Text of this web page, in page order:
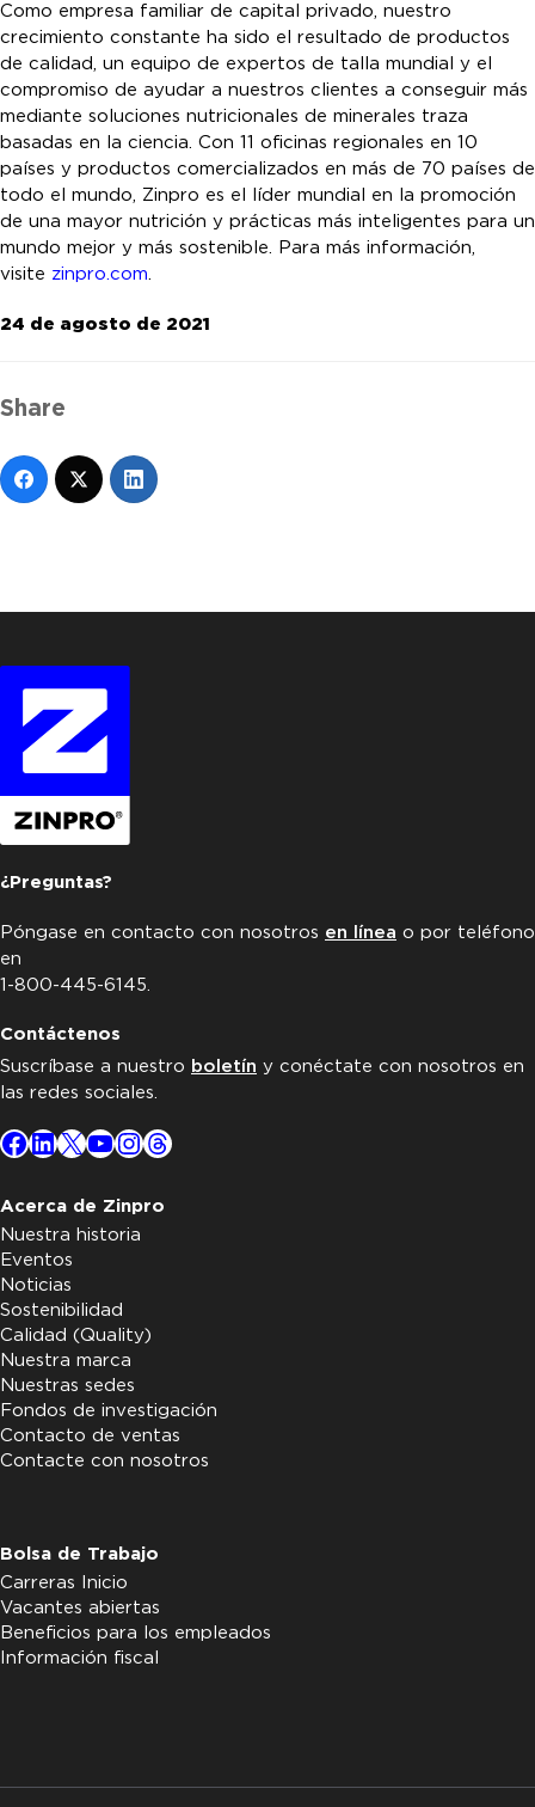
Como empresa familiar de capital privado, nuestro
crecimiento constante ha sido el resultado de productos
de calidad, un equipo de expertos de talla mundial y el
compromiso de ayudar a nuestros clientes a conseguir más
mediante soluciones nutricionales de minerales traza
basadas en la ciencia. Con 11 oficinas regionales en 10
países y productos comercializados en más de 70 países de
todo el mundo, Zinpro es el líder mundial en la promoción
de una mayor nutrición y prácticas más inteligentes para un
mundo mejor y más sostenible. Para más información,
visite zinpro.com.
24 de agosto de 2021
Share
¿Preguntas?
Póngase en contacto con nosotros en línea o por teléfono
en
1-800-445-6145.
Contáctenos
Suscríbase a nuestro boletín y conéctate con nosotros en
las redes sociales.
Facebook
LinkedIn
X YouTube
Instagram
Threads
Acerca de Zinpro
Nuestra historia
Eventos
Noticias
Sostenibilidad
Calidad (Quality)
Nuestra marca
Nuestras sedes
Fondos de investigación
Contacto de ventas
Contacte con nosotros
Bolsa de Trabajo
Carreras Inicio
Vacantes abiertas
Beneficios para los empleados
Información fiscal